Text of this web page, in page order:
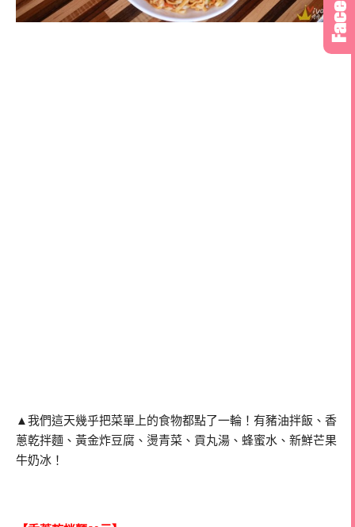
▲我們這天幾乎把菜單上的食物都點了一輪！有豬油拌飯、香
蔥乾拌麵、黃金炸豆腐、燙青菜、貢丸湯、蜂蜜水、新鮮芒果
牛奶冰！